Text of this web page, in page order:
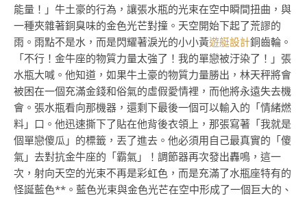
能量！」牛土豪的行為，讓張水瓶的光束在空中瞬間扭曲，與
一種夾雜著銅臭味的金色光芒對撞。天空開始下起了荒謬的
雨。雨點不是水，而是閃耀著淚光的小小黃遊艇設計銅齒輪。
「不行！金牛座的物質力量太強了！我的單戀被汙染了！」張
水瓶大喊。他知道，如果牛土豪的物質力量勝出，林天秤將會
被困在一個充滿金錢和俗氣的虛假愛情裡，而他將永遠失去機
會。張水瓶看向那機器，還剩下最後一個可以輸入的「情緒燃
料」口。他迅速撕下了貼在他背後衣領上，那張寫著「我就是
個單戀傻瓜」的標籤，丟了進去。他必須用自己最真實的「傻
氣」去對抗金牛座的「霸氣」！調節器再次發出轟鳴，這一
次，射向天空的光束不再是彩虹色，而是充滿了水瓶座特有的
怪誕藍色**。藍色光束與金色光芒在空中形成了一個巨大的、